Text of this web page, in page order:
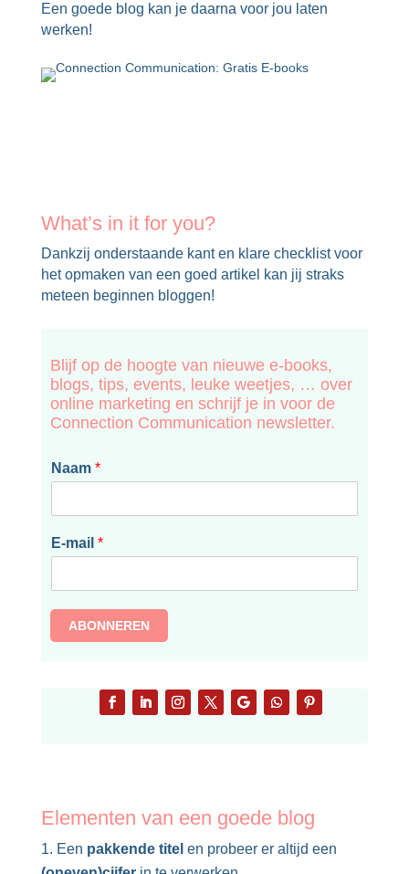
Een goede blog kan je daarna voor jou laten
werken!
What’s in it for you?
Dankzij onderstaande kant en klare checklist voor
het opmaken van een goed artikel kan jij straks
meteen beginnen bloggen!
Blijf op de hoogte van nieuwe e-books,
blogs, tips, events, leuke weetjes, … over
online marketing en schrijf je in voor de
Connection Communication newsletter.
Naam *
E-mail *
ABONNEREN
Elementen van een goede blog
Een pakkende titel en probeer er altijd een